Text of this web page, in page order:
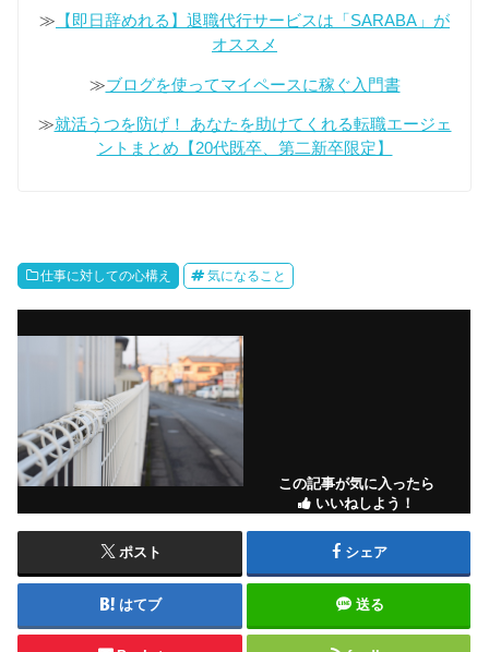
≫ 【即日辞めれる】退職代行サービスは「SARABA」が
オススメ
≫ブログを使ってマイペースに稼ぐ入門書
≫就活うつを防げ！ あなたを助けてくれる転職エージェ
ントまとめ【20代既卒、第二新卒限定】
仕事に対しての心構え 気になること
この記事が気に入ったら
いいねしよう！
ポスト シェア
はてブ 送る